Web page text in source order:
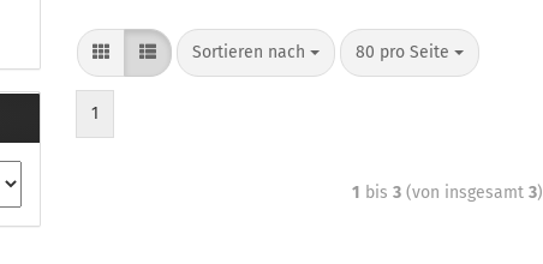
Sortieren nach 80 pro Seite
1
1 bis3 (von insgesamt3)